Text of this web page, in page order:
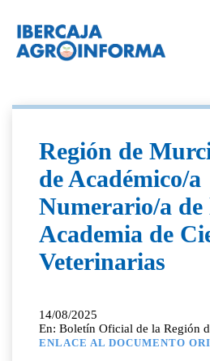
Región de
de Académico/a
Numerario/a de
Academia de
Veterinarias
14/08/2025
En: Boletín Oficial de la Región
ENLACE AL DOCUMENTO